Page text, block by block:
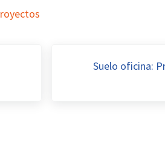
Suelo oficina: